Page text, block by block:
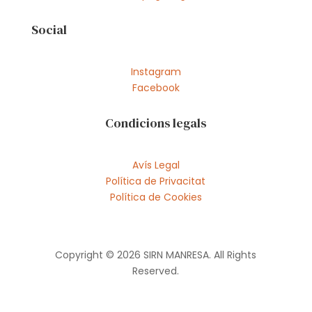
Social
Instagram
Facebook
Condicions legals
Avís Legal
Política de Privacitat
Política de Cookies
Copyright © 2026 SIRN MANRESA. All Rights
Reserved.